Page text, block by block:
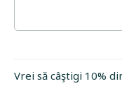
Vrei să câştigi 10%